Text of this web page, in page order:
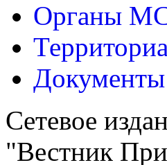
Органы
Документы
Сетевое
"Вестник